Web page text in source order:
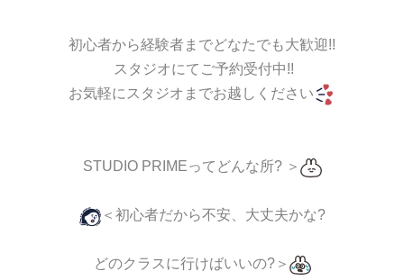
初心者から経験者までどなたでも大歓迎!!
スタジオにてご予約受付中!!
お気軽にスタジオまでお越しください
STUDIO PRIMEってどんな所? ＞
＜初心者だから不安、大丈夫かな?
どのクラスに行けばいいの?＞